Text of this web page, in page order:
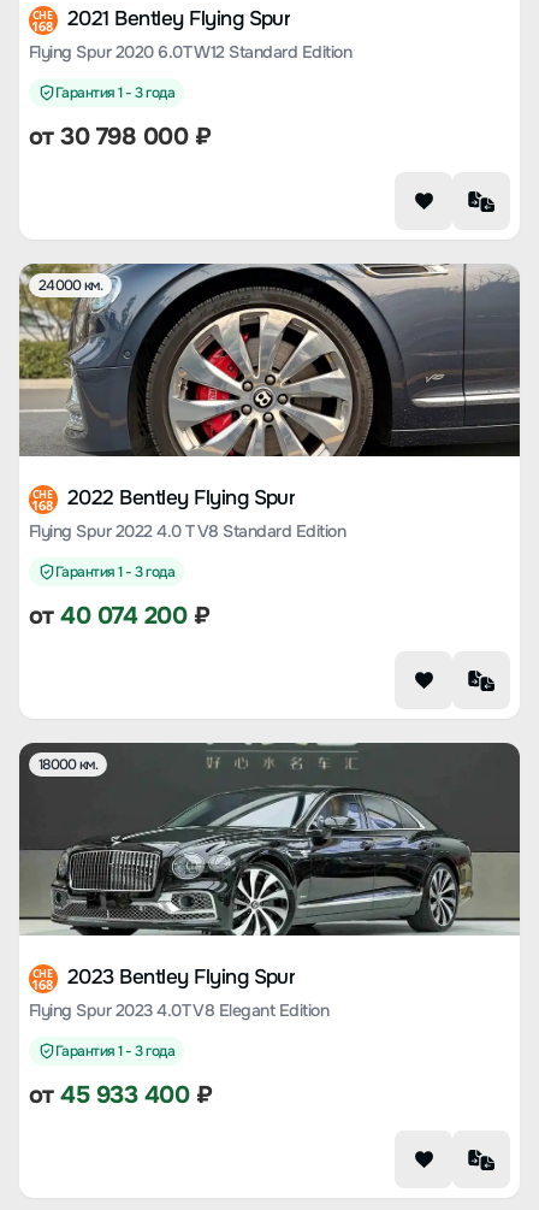
CHE
168 2021 Bentley Flying Spur
Flying Spur 2020 6.0T W12 Standard Edition
Гарантия 1 - 3 года
от30 798 000₽
24000 км.
CHE
168 2022 Bentley Flying Spur
Flying Spur 2022 4.0 T V8 Standard Edition
Гарантия 1 - 3 года
от40 074 200₽
18000 км.
CHE
168 2023 Bentley Flying Spur
Flying Spur 2023 4.0T V8 Elegant Edition
Гарантия 1 - 3 года
от45 933 400₽